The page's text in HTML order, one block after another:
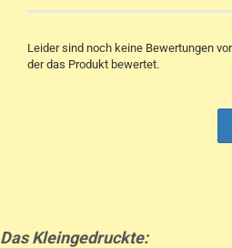
Leider sind noch keine Bewertungen
der das Produkt bewertet.
Das Kleingedruckte: